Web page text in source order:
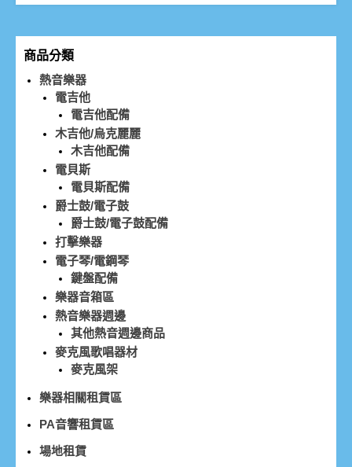
商品分類
熱音樂器
電吉他
電吉他配備
木吉他/烏克麗麗
木吉他配備
電貝斯
電貝斯配備
爵士鼓/電子鼓
爵士鼓/電子鼓配備
打擊樂器
電子琴/電鋼琴
鍵盤配備
樂器音箱區
熱音樂器週邊
其他熱音週邊商品
麥克風歌唱器材
麥克風架
樂器相關租賃區
PA音響租賃區
場地租賃